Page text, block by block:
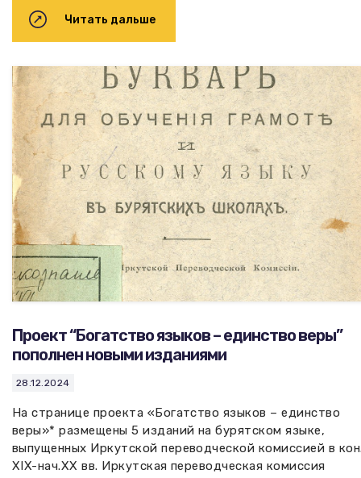
Читать дальше
Проект “Богатство языков – единство веры”
пополнен новыми изданиями
28.12.2024
На странице проекта «Богатство языков – единство
веры»* размещены 5 изданий на бурятском языке,
выпущенных Иркутской переводческой комиссией в
XIX-нач.XX вв. Иркутская переводческая комиссия